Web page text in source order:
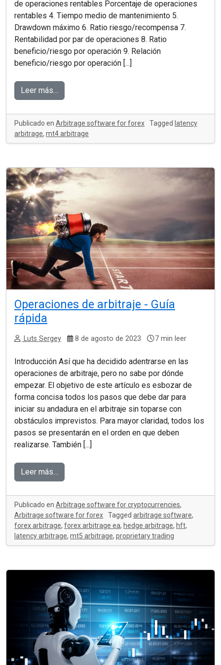
de operaciones rentables Porcentaje de operaciones
rentables 4. Tiempo medio de mantenimiento 5.
Drawdown máximo 6. Ratio riesgo/recompensa 7.
Rentabilidad por par de operaciones 8. Ratio
beneficio/riesgo por operación 9. Relación
beneficio/riesgo por operación [...]
Leer más…
Publicado en Arbitrage software for forex Tagged latency
arbitrage, mt4 arbitrage
Operaciones de arbitraje - Guía
rápida
Luts Sergey 8 de agosto de 2023 7 min leer
Introducción Así que ha decidido adentrarse en las
operaciones de arbitraje, pero no sabe por dónde
empezar. El objetivo de este artículo es esbozar de
forma concisa todos los pasos que debe dar para
iniciar su andadura en el arbitraje sin toparse con
obstáculos imprevistos. Para mayor claridad, todos los
pasos se presentarán en el orden en que deben
realizarse. También [...]
Leer más…
Publicado en Arbitrage software for cryptocurrencies,
Arbitrage software for forex
Tagged arbitrage software,
forex arbitrage, forex arbitrage ea, hedge arbitrage, hft,
latency arbitrage, mt5 arbitrage, proprietary trading